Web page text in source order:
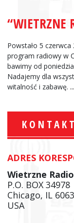
“WIETRZNE
Powstało 5
program radiowy w
bawimy od
Nadajemy dla
witalność i zabawę.
KONTAKT
ADRES
Wietrzne
P.O. BOX 34978
Chicago, IL
USA